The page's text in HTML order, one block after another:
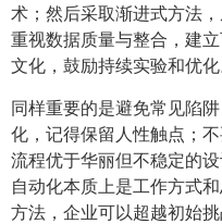
术；然后采取渐进式方法
重视数据质量与整合，建
文化，鼓励持续实验和优化
同样重要的是避免常见陷
化，记得保留人性触点；
流程优于华丽但不稳定的
自动化本质上是工作方式
方法，企业可以超越初始